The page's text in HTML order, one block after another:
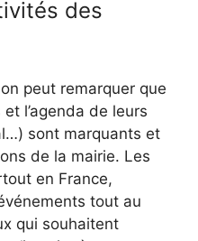
des
peut remarquer que
l’agenda de leurs
sont marquants et
de la mairie. Les
en France,
tout au
qui souhaitent